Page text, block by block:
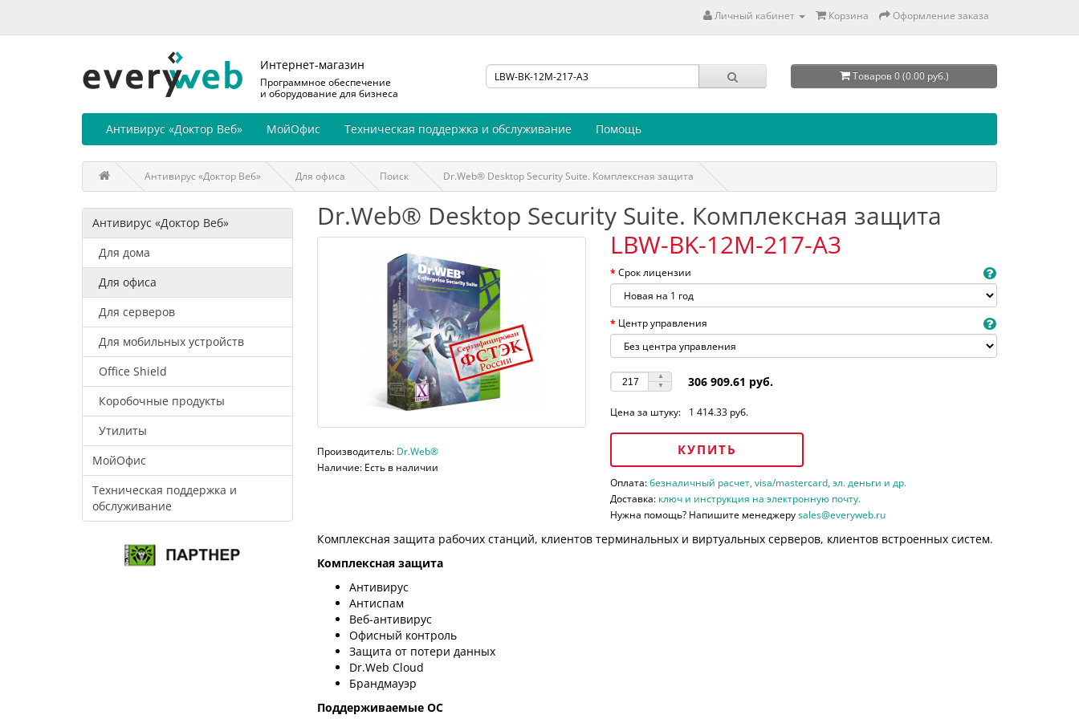
Личный кабинет Корзина Оформление заказа
Интернет-магазин
Программное обеспечение
и оборудование для бизнеса
Товаров 0 (0.00 руб.)
Антивирус «Доктор Веб» МойОфис Техническая поддержка и обслуживание Помощь
Антивирус «Доктор Веб» Для офиса Поиск Dr.Web® Desktop Security Suite. Комплексная защита
Антивирус «Доктор Веб»
Для дома
Для офиса
Для серверов
Для мобильных устройств
Office Shield
Коробочные продукты
Утилиты
МойОфис
Техническая поддержка и
обслуживание
Dr.Web® Desktop Security Suite. Комплексная защита
Производитель: Dr.Web®
Наличие: Есть в наличии
LBW-BK-12M-217-A3
Срок лицензии
Центр управления
306 909.61 руб.
Цена за штуку: 1 414.33 руб.
КУПИТЬ
Оплата:безналичный расчет, visa/mastercard, эл. деньги и др.
Доставка: ключ и инструкция на электронную почту.
Нужна помощь? Напишите менеджеруsales@everyweb.ru
Комплексная защита рабочих станций, клиентов терминальных и виртуальных серверов, клиентов встроенных систем.
Комплексная защита
Антивирус
Антиспам
Веб-антивирус
Офисный контроль
Защита от потери данных
Dr.Web Cloud
Брандмауэр
Поддерживаемые ОС